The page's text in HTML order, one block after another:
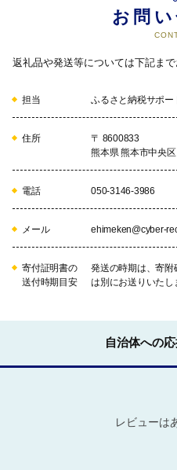
お問
返礼品や発送等については下記まで
担当 ふるさと納税サポー
住所
〒 8600833
熊本県 熊本市中央
電話 050-3146-3986
メール ehimeken@cyber-
寄付証明書の
送付時期目安
発送の時期は、寄附
は別にお送りいたし
自治体への
レビューは